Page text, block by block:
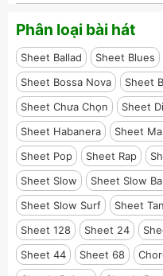
Phân loại bài hát
Sheet Ballad Sheet Blues
Sheet Bossa Nova
Sheet
Sheet Chưa Chọn
Sheet
Sheet Habanera
Sheet
Sheet Pop
Sheet Rap
Sheet Slow
Sheet Slow
Sheet Slow Surf
Sheet
Sheet 128
Sheet 24
Sheet 44
Sheet 68